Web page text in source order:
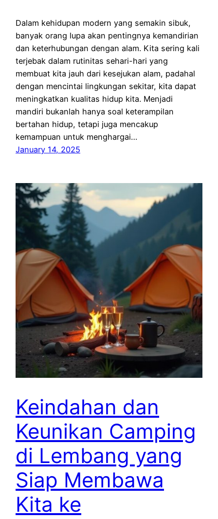
Dalam kehidupan modern yang semakin sibuk,
banyak orang lupa akan pentingnya kemandirian
dan keterhubungan dengan alam. Kita sering kali
terjebak dalam rutinitas sehari-hari yang
membuat kita jauh dari kesejukan alam, padahal
dengan mencintai lingkungan sekitar, kita dapat
meningkatkan kualitas hidup kita. Menjadi
mandiri bukanlah hanya soal keterampilan
bertahan hidup, tetapi juga mencakup
kemampuan untuk menghargai…
January 14, 2025
Keindahan dan
Keunikan Camping
di Lembang yang
Siap Membawa
Kita ke